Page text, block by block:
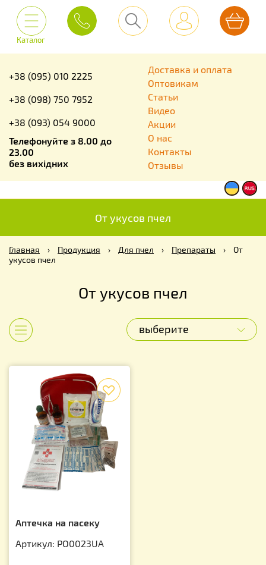
Каталог
+38 (095) 010 2225
+38 (098) 750 7952
+38 (093) 054 9000
Телефонуйте з 8.00 до
23.00
без вихідних
Доставка и оплата
Оптовикам
Статьи
Видео
Акции
О нас
Контакты
Отзывы
От укусов пчел
Главная › Продукция › Для пчел › Препараты ›
От
укусов пчел
От укусов пчел
выберите
Аптечка на пасеку
Артикул: PO0023UA